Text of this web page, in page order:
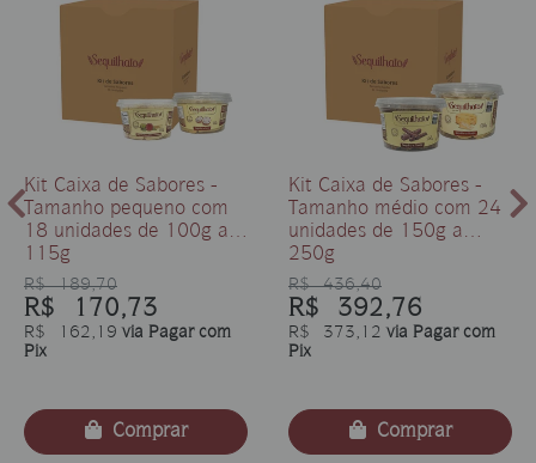
Kit Caixa de Sabores -
Tamanho pequeno com
18 unidades de 100g a
115g
R$ 189,70
R$ 170,73
R$ 162,19via Pagar com
Pix
Comprar
Kit Caixa de Sabores -
Tamanho médio com 24
unidades de 150g a
250g
R$ 436,40
R$ 392,76
R$ 373,12via Pagar com
Pix
Comprar